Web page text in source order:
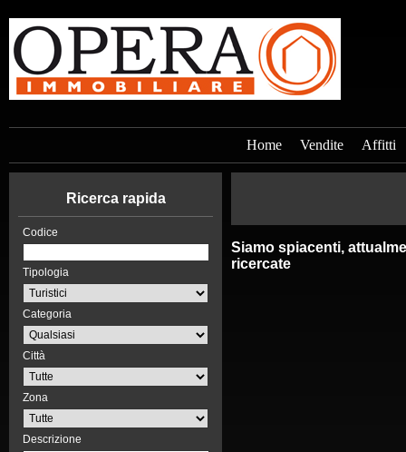
Home Vendite Affitti
Ricerca rapida
Codice
Tipologia
Categoria
Città
Zona
Descrizione
Siamo spiacenti,
ricercate